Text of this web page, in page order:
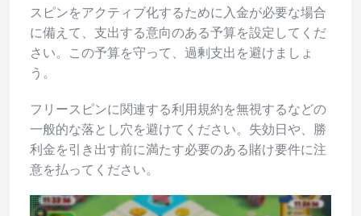
スピンをアクティブ化するために入金が必要な場合
に備えて、支出する意向のある予算を設定してくだ
さい。この予算を守って、過剰支出を避けましょ
う。
フリースピンに関連する利用規約を無視するなどの
一般的な落とし穴を避けてください。失効日や、勝
利金を引き出す前に満たす必要のある賭け要件に注
意を払ってください。